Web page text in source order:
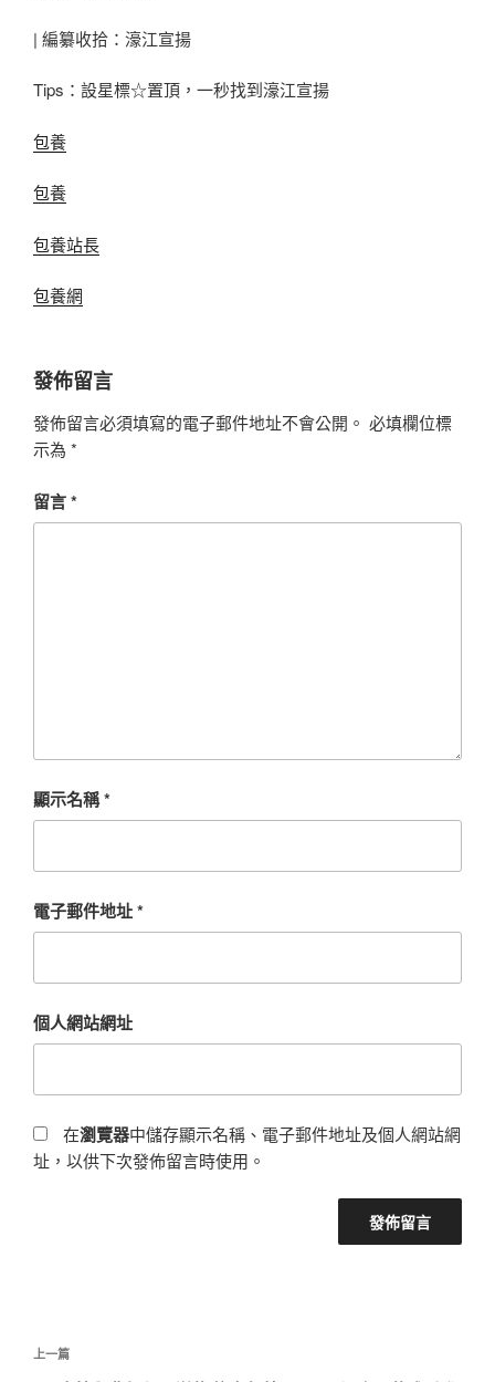
| 編纂收拾：濠江宣揚
Tips：設星標☆置頂，一秒找到濠江宣揚
包養
包養
包養站長
包養網
發佈留言
發佈留言必須填寫的電子郵件地址不會公開。 必填欄位標
示為 *
留言*
顯示名稱*
電子郵件地址*
個人網站網址
在瀏覽器中儲存顯示名稱、電子郵件地址及個人網站網
址，以供下次發佈留言時使用。
文
上
上一篇